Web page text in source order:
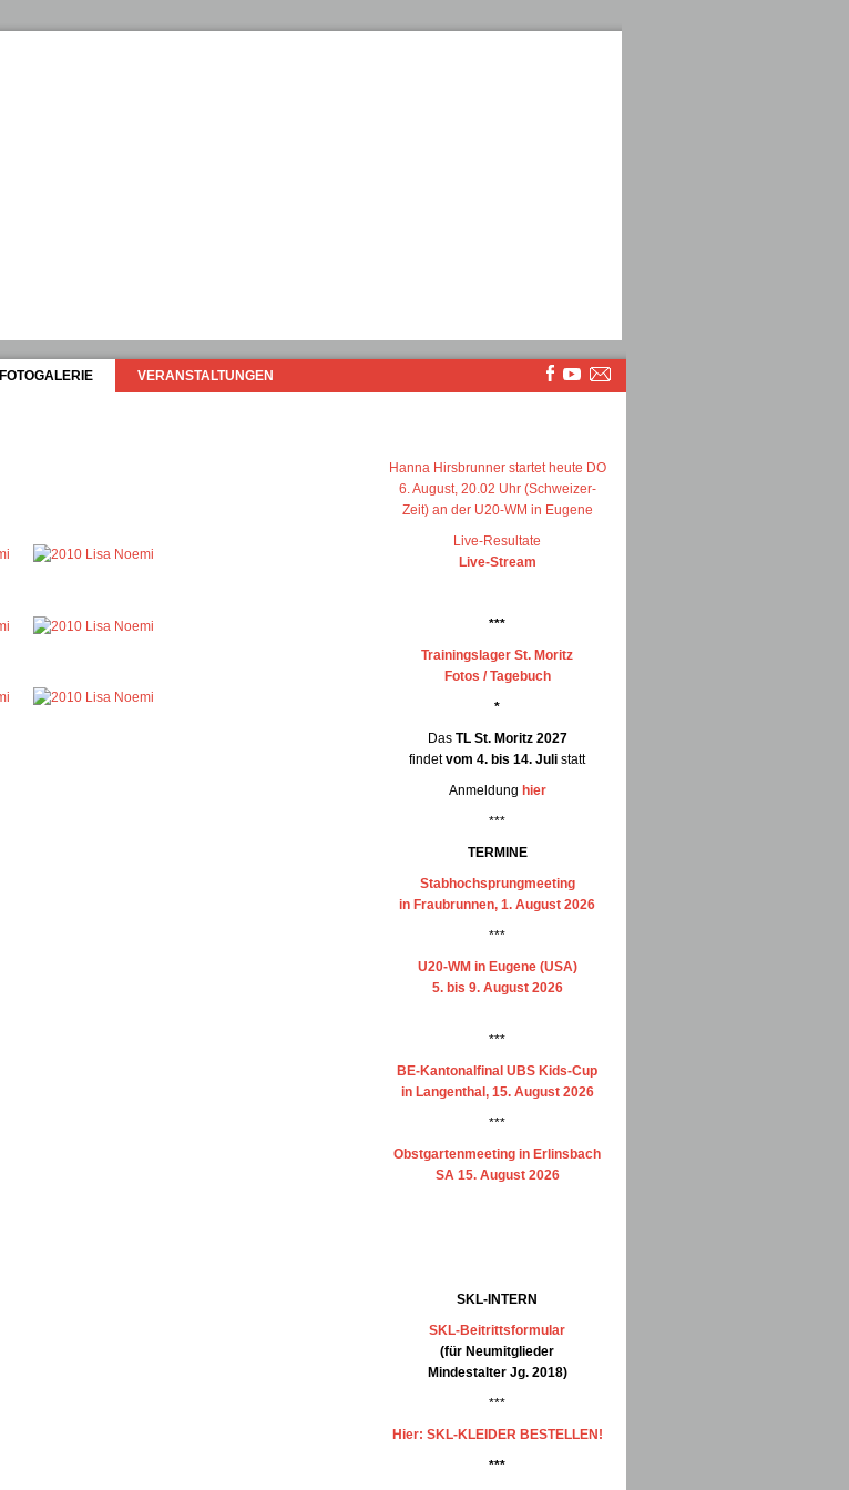
FOTOGALERIE VERANSTALTUNGEN
Hanna Hirsbrunner startet heute DO
6. August, 20.02 Uhr (Schweizer-
Zeit) an der U20-WM in Eugene
Live-Resultate
Live-Stream
***
Trainingslager St. Moritz
Fotos / Tagebuch
*
Das TL St. Moritz 2027
findetvom 4. bis 14. Juli statt
Anmeldung hier
***
TERMINE
Stabhochsprungmeeting
in Fraubrunnen, 1. August 2026
***
U20-WM in Eugene (USA)
5. bis 9. August 2026
***
BE-Kantonalfinal UBS Kids-Cup
in Langenthal, 15. August 2026
***
Obstgartenmeeting in Erlinsbach
SA 15. August 2026
SKL-INTERN
SKL-Beitrittsformular
(für Neumitglieder
Mindestalter Jg. 2018)
***
Hier: SKL-KLEIDER BESTELLEN!
***